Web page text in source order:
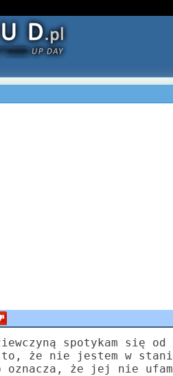
spotykam się
to, że nie jestem w
oznacza, że jej nie ufam